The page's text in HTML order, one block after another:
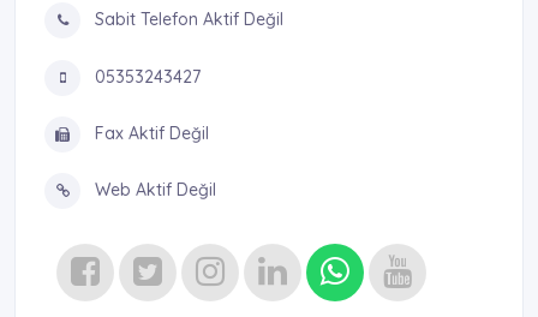
Sabit Telefon Aktif Değil
05353243427
Fax Aktif Değil
Web Aktif Değil